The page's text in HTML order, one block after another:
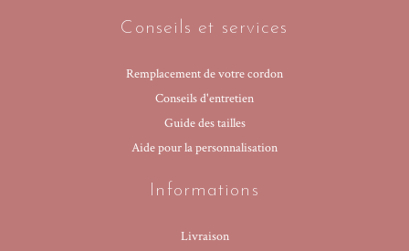
Conseils et services
Remplacement de votre cordon
Conseils d'entretien
Guide des tailles
Aide pour la personnalisation
Informations
Livraison